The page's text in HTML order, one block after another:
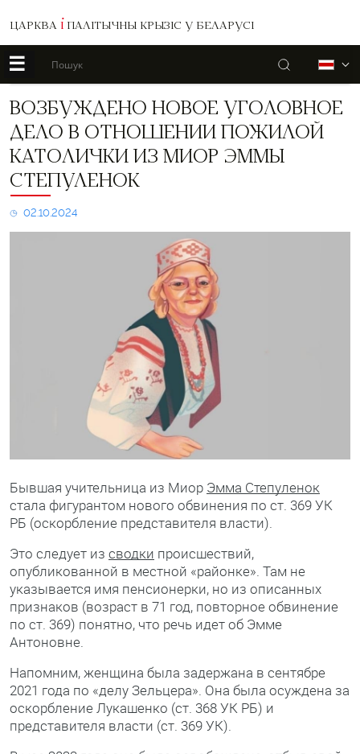
ЦАРКВА І ПАЛІТЫЧНЫ КРЫЗІС У БЕЛАРУСІ
☰ Пошук
Возбуждено
новое
уголовное
дело
в
отношении
пожилой
католички
ВОЗБУЖДЕНО НОВОЕ УГОЛОВНОЕ
ДЕЛО В ОТНОШЕНИИ ПОЖИЛОЙ
КАТОЛИЧКИ ИЗ МИОР ЭММЫ
СТЕПУЛЕНОК
02.10.2024
Бывшая учительница из Миор Эмма Степуленок
стала фигурантом нового обвинения по ст. 369 УК
РБ (оскорбление представителя власти).
Это следует из сводки происшествий,
опубликованной в местной «районке». Там не
указывается имя пенсионерки, но из описанных
признаков (возраст в 71 год, повторное обвинение
по ст. 369) понятно, что речь идет об Эмме
Антоновне.
Напомним, женщина была задержана в сентябре
2021 года по «делу Зельцера». Она была осуждена за
оскорбление Лукашенко (ст. 368 УК РБ) и
представителя власти (ст. 369 УК).